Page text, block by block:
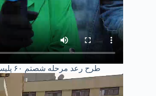
طرح رعد مرحله شصتم ۶۰ پلیس پیشگیری تهران بزرگ دستگیری سارق مالخر اراذل اوباش در ستاد پلیس پیشگیری